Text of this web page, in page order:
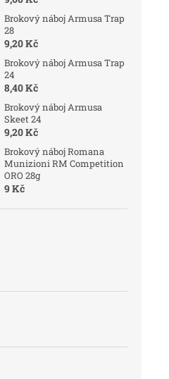
Brokový náboj Armusa Trap
28
9,20 Kč
Brokový náboj Armusa Trap
24
8,40 Kč
Brokový náboj Armusa
Skeet 24
9,20 Kč
Brokový náboj Romana
Munizioni RM Competition
ORO 28g
9 Kč